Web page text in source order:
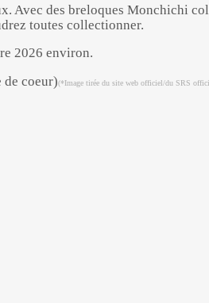
des breloques Monchichi
toutes collectionner.
2026 environ.
(*Image tirée du site web officiel/du SRS